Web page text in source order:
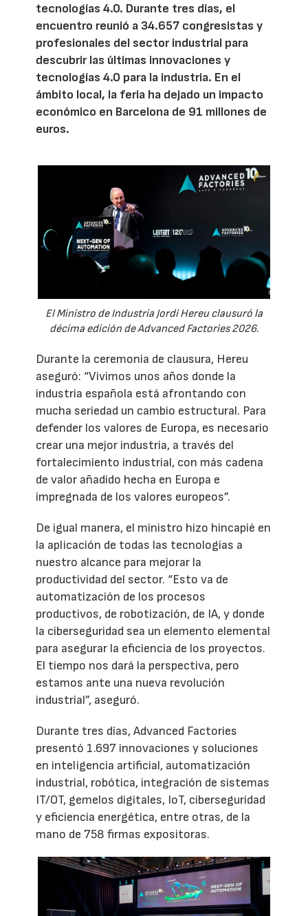
tecnologías 4.0. Durante tres días, el
encuentro reunió a 34.657 congresistas y
profesionales del sector industrial para
descubrir las últimas innovaciones y
tecnologías 4.0 para la industria. En el
ámbito local, la feria ha dejado un impacto
económico en Barcelona de 91 millones de
euros.
El Ministro de Industria Jordi Hereu clausuró la
décima edición de Advanced Factories 2026.
Durante la ceremonia de clausura, Hereu
aseguró: “Vivimos unos años donde la
industria española está afrontando con
mucha seriedad un cambio estructural. Para
defender los valores de Europa, es necesario
crear una mejor industria, a través del
fortalecimiento industrial, con más cadena
de valor añadido hecha en Europa e
impregnada de los valores europeos”.
De igual manera, el ministro hizo hincapié en
la aplicación de todas las tecnologías a
nuestro alcance para mejorar la
productividad del sector. “Esto va de
automatización de los procesos
productivos, de robotización, de IA, y donde
la ciberseguridad sea un elemento elemental
para asegurar la eficiencia de los proyectos.
El tiempo nos dará la perspectiva, pero
estamos ante una nueva revolución
industrial”, aseguró.
Durante tres días, Advanced Factories
presentó 1.697 innovaciones y soluciones
en inteligencia artificial, automatización
industrial, robótica, integración de sistemas
IT/OT, gemelos digitales, IoT, ciberseguridad
y eficiencia energética, entre otras, de la
mano de 758 firmas expositoras.